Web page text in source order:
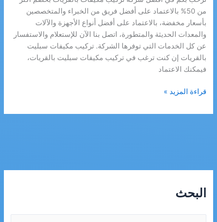
من 50% بالاعتماد على أفضل فريق من الخبراء والمتخصصين
بأسعار مخفضة، بالاعتماد على أفضل أنواع الأجهزة والآلات
والمعدات الحديثة والمتطورة، اتصل بنا الآن للإستعلام والاستفسار
عن كل الخدمات التي توفرها الشركة. تركيب مكيفات سبليت
بالقريات إن كنت ترغب في تركيب مكيفات سبليت بالقريات،
فيمكنك الاعتماد
شركة
مكيفات
قراءة المزيد »
البحث